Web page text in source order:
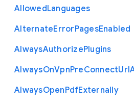
AllowedLanguages
AlternateErrorPagesEnabled
AlwaysAuthorizePlugins
AlwaysOnVpnPreConnectUrl
AlwaysOpenPdfExternally